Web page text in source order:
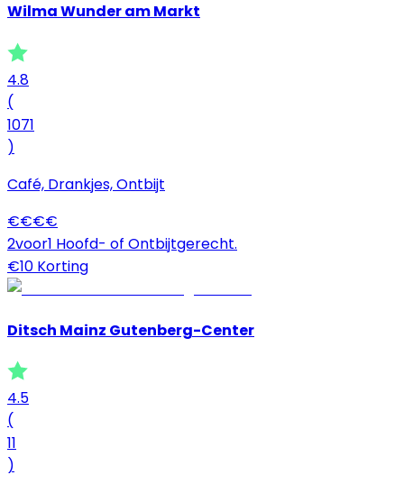
Wilma Wunder am Markt
4.8
(
1071
)
Café, Drankjes, Ontbijt
€€€€
2voor1 Hoofd- of Ontbijtgerecht.
€10 Korting
Ditsch Mainz Gutenberg-Center
4.5
(
11
)